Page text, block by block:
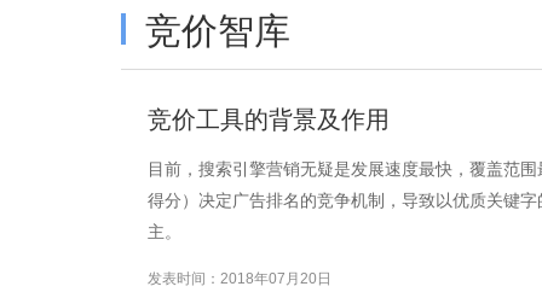
竞价智库
竞价工具的背景及作用
目前，搜索引擎营销无疑是发展速度最快，覆盖范
得分）决定广告排名的竞争机制，导致以优质关键
主。
发表时间：2018年07月20日